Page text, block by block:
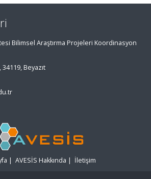
Bilimsel Araştırma Projeleri Koordinasyon
Beyazıt
| AVESİS Hakkında | İletişim